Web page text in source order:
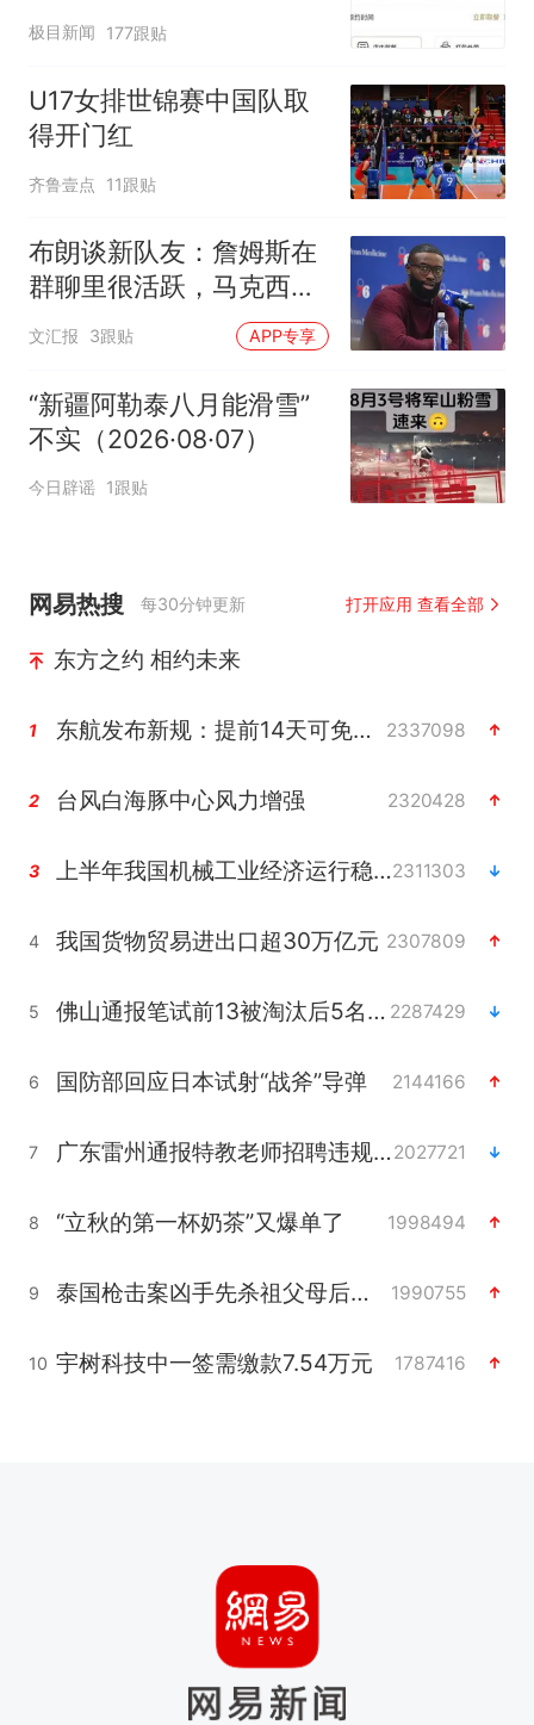
500杯，店员：今天奶茶
店都很忙，要等2个多小
时
极目新闻 177跟贴
U17女排世锦赛中国队取
得开门红
齐鲁壹点 11跟贴
布朗谈新队友：詹姆斯在
群聊里很活跃，马克西最
早联系我
文汇报 3跟贴 APP专享
“新疆阿勒泰八月能滑雪”
不实（2026·08·07）
今日辟谣 1跟贴
网易热搜 每30分钟更新 打开应用 查看全部
东方之约 相约未来
1 东航发布新规：提前14天可免费退改签 2337098
2 台风白海豚中心风力增强 2320428
3 上半年我国机械工业经济运行稳中有进2311303
4 我国货物贸易进出口超30万亿元 2307809
5 佛山通报笔试前13被淘汰后5名进体检 2287429
6 国防部回应日本试射“战斧”导弹 2144166
7 广东雷州通报特教老师招聘违规事件2027721
8 “立秋的第一杯奶茶”又爆单了 1998494
9 泰国枪击案凶手先杀祖父母后行凶 1990755
10 宇树科技中一签需缴款7.54万元 1787416